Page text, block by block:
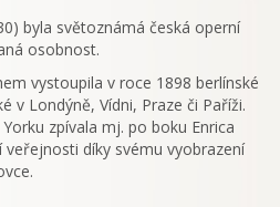
byla světoznámá česká operní
osobnost.
vystoupila v roce 1898 berlínské
v Londýně, Vídni, Praze či Paříži.
zpívala mj. po boku Enrica
díky svému vyobrazení